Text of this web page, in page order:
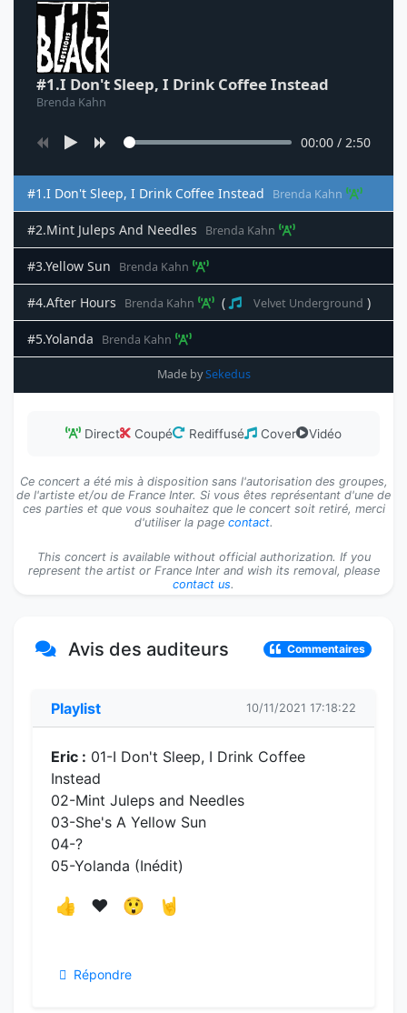
#1.I Don't Sleep, I Drink Coffee Instead
Brenda Kahn
00:00 / 2:50
#1.I Don't Sleep, I Drink Coffee Instead Brenda Kahn
#2.Mint Juleps And Needles Brenda Kahn
#3.Yellow Sun Brenda Kahn
#4.After Hours Brenda Kahn ( Velvet Underground )
#5.Yolanda Brenda Kahn
Made bySekedus
Direct Coupé Rediffusé Cover Vidéo
Ce concert a été mis à disposition sans l'autorisation des groupes,
de l'artiste et/ou de France Inter. Si vous êtes représentant d'une de
ces parties et que vous souhaitez que le concert soit retiré, merci
d'utiliser la page contact.
This concert is available without official authorization. If you
represent the artist or France Inter and wish its removal, please
contact us.
Avis des auditeurs Commentaires
Playlist 10/11/2021 17:18:22
Eric : 01-I Don't Sleep, I Drink Coffee
Instead
02-Mint Juleps and Needles
03-She's A Yellow Sun
04-?
05-Yolanda (Inédit)
👍 ❤️ 😲 🤘
Répondre